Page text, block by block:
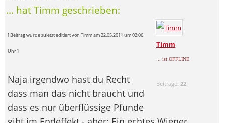
... hat Timm geschrieben:
Timm
... ist OFFLINE
Beiträge: 22
[ Beitrag wurde zuletzt editiert von Timm am 22.05.2011 um 02:06
Uhr ]
Naja irgendwo hast du Recht
dass man das nicht braucht und
dass es nur überflüssige Pfunde